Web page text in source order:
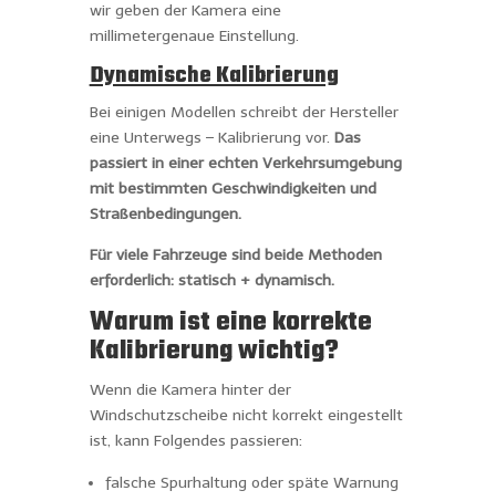
wir geben der Kamera eine
millimetergenaue Einstellung.
Dynamische Kalibrierung
Bei einigen Modellen schreibt der Hersteller
eine Unterwegs – Kalibrierung vor. Das
passiert in einer echten Verkehrsumgebung
mit bestimmten Geschwindigkeiten und
Straßenbedingungen.
Für viele Fahrzeuge sind beide Methoden
erforderlich: statisch + dynamisch.
Warum ist eine korrekte
Kalibrierung wichtig?
Wenn die Kamera hinter der
Windschutzscheibe nicht korrekt eingestellt
ist, kann Folgendes passieren:
falsche Spurhaltung oder späte Warnung